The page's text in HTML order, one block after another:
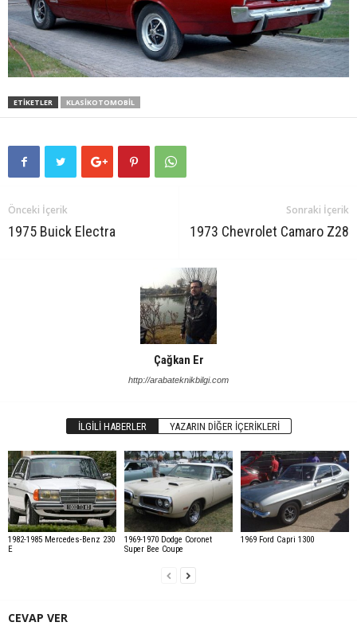
ETIKETLER KLASIKOTOMOBIL
Önceki İçerik
1975 Buick Electra
Sonraki İçerik
1973 Chevrolet Camaro Z28
Çağkan Er
http://arabateknikbilgi.com
İLGILI HABERLER YAZARIN DIĞER İÇERIKLERI
1982-1985 Mercedes-Benz 230
E
1969-1970 Dodge Coronet
Super Bee Coupe
1969 Ford Capri 1300
CEVAP VER